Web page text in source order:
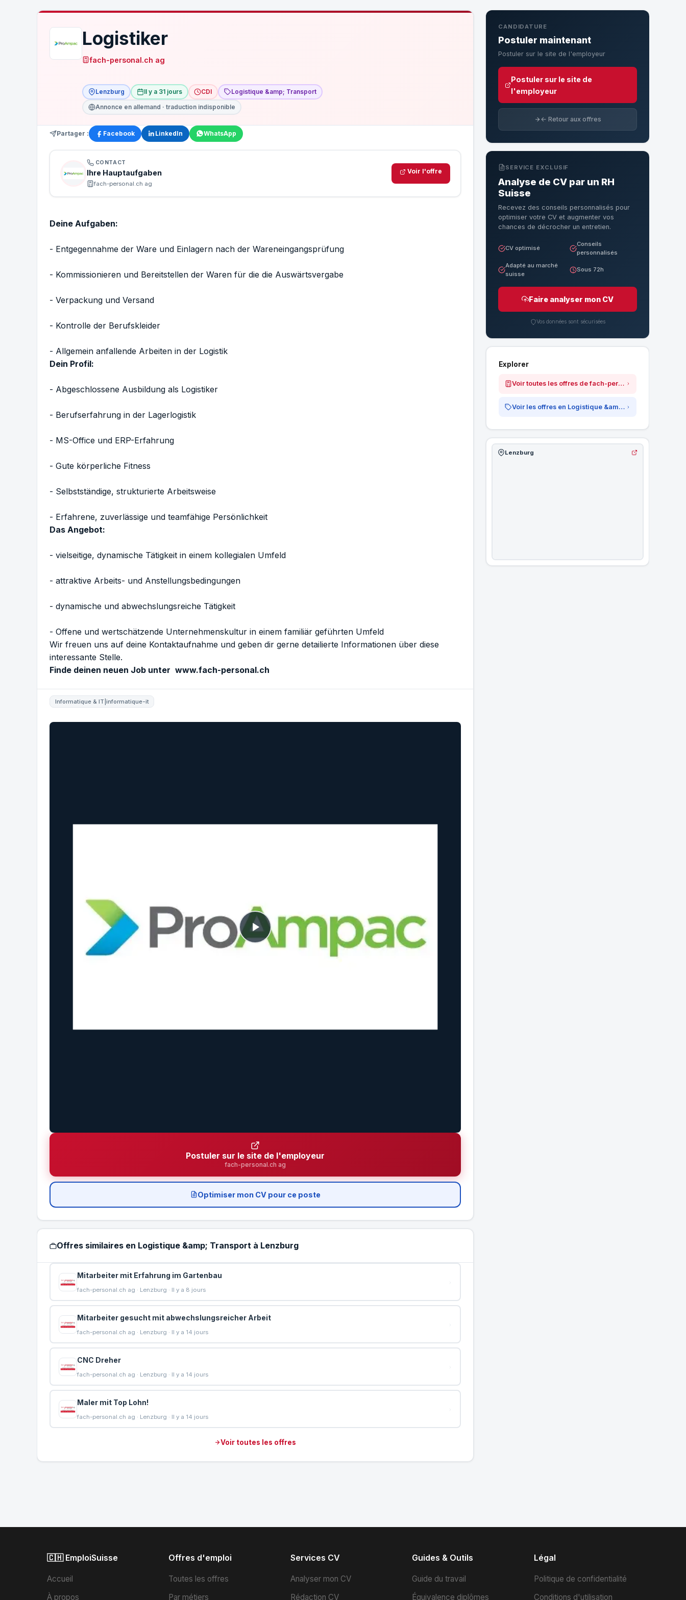
Logistiker
fach-personal.ch ag
Lenzburg Il y a 31 jours CDI
Logistique &amp; Transport
Annonce en allemand · traduction indisponible
Partager : Facebook LinkedIn WhatsApp
CONTACT
Ihre Hauptaufgaben
fach-personal.ch ag
Voir l'offre
Deine Aufgaben:
- Entgegennahme der Ware und Einlagern nach der Wareneingangsprüfung
- Kommissionieren und Bereitstellen der Waren für die die Auswärtsvergabe
- Verpackung und Versand
- Kontrolle der Berufskleider
- Allgemein anfallende Arbeiten in der Logistik
Dein Profil:
- Abgeschlossene Ausbildung als Logistiker
- Berufserfahrung in der Lagerlogistik
- MS-Office und ERP-Erfahrung
- Gute körperliche Fitness
- Selbstständige, strukturierte Arbeitsweise
- Erfahrene, zuverlässige und teamfähige Persönlichkeit
Das Angebot:
- vielseitige, dynamische Tätigkeit in einem kollegialen Umfeld
- attraktive Arbeits- und Anstellungsbedingungen
- dynamische und abwechslungsreiche Tätigkeit
- Offene und wertschätzende Unternehmenskultur in einem familiär geführten Umfeld
Wir freuen uns auf deine Kontaktaufnahme und geben dir gerne detailierte Informationen über diese
interessante Stelle.
Finde deinen neuen Job unter www.fach-personal.ch
Informatique & IT|informatique-it
Postuler sur le site de l'employeur
fach-personal.ch ag
Optimiser mon CV pour ce poste
Offres similaires en Logistique &amp; Transport à Lenzburg
Mitarbeiter mit Erfahrung im Gartenbau
fach-personal.ch ag · Lenzburg · Il y a 8 jours
Mitarbeiter gesucht mit abwechslungsreicher Arbeit
fach-personal.ch ag · Lenzburg · Il y a 14 jours
CNC Dreher
fach-personal.ch ag · Lenzburg · Il y a 14 jours
Maler mit Top Lohn!
fach-personal.ch ag · Lenzburg · Il y a 14 jours
Voir toutes les offres
CANDIDATURE
Postuler maintenant
Postuler sur le site de l'employeur
Postuler sur le site de
l'employeur
← Retour aux offres
SERVICE EXCLUSIF
Analyse de CV par un RH
Suisse
Recevez des conseils personnalisés pour
optimiser votre CV et augmenter vos
chances de décrocher un entretien.
CV optimisé
Conseils
personnalisés
Adapté au marché
suisse
Sous 72h
Faire analyser mon CV
Vos données sont sécurisées
Explorer
Voir toutes les offres de fach-personal.ch ag
Voir les offres en Logistique &amp; Transport
Lenzburg
🇨🇭 EmploiSuisse
Accueil
À propos
Offres d'emploi
Toutes les offres
Par métiers
Services CV
Analyser mon CV
Rédaction CV
Guides & Outils
Guide du travail
Équivalence diplômes
Légal
Politique de confidentialité
Conditions d'utilisation